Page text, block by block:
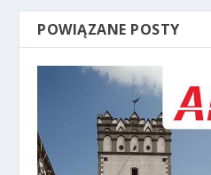
POWIĄZANE POSTY